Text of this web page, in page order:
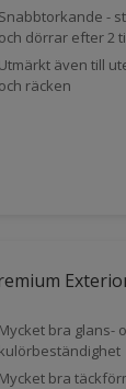
Snabbtorkande -
och dörrar efter 2
Utmärkt även till
och räcken
Mycket bra glans-
kulörbeständighet
Mycket bra